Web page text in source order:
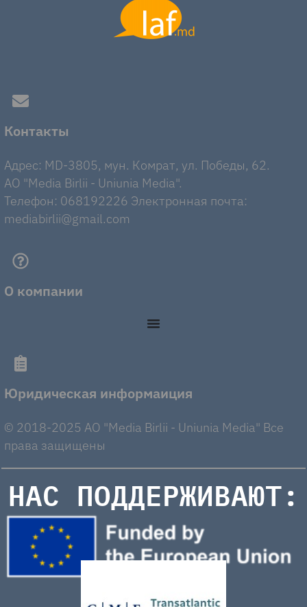
Контакты
Адрес: MD-3805, мун. Комрат, ул. Победы, 62.
AO "Media Birlii - Uniunia Media".
Телефон: 068192226 Электронная почта:
mediabirlii@gmail.com
О компании
Юридическая информаиция
© 2018-2025 AO "Media Birlii - Uniunia Media" Все
права защищены
НАС ПОДДЕРЖИВАЮТ: